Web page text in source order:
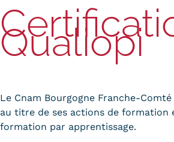
Qualiopi
Le Cnam Bourgogne Franche-
au titre de ses actions de formation
formation par apprentissage.